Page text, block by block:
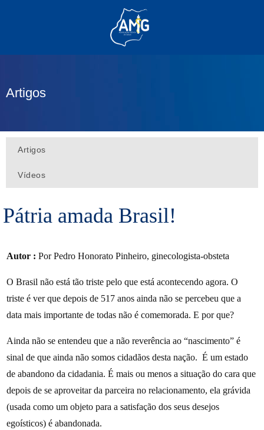
Artigos
Artigos
Vídeos
Pátria amada Brasil!
Autor : Por Pedro Honorato Pinheiro, ginecologista-obsteta
O Brasil não está tão triste pelo que está acontecendo agora. O
triste é ver que depois de 517 anos ainda não se percebeu que a
data mais importante de todas não é comemorada. E por que?
Ainda não se entendeu que a não reverência ao “nascimento” é
sinal de que ainda não somos cidadãos desta nação. É um estado
de abandono da cidadania. É mais ou menos a situação do cara que
depois de se aproveitar da parceira no relacionamento, ela grávida
(usada como um objeto para a satisfação dos seus desejos
egoísticos) é abandonada.